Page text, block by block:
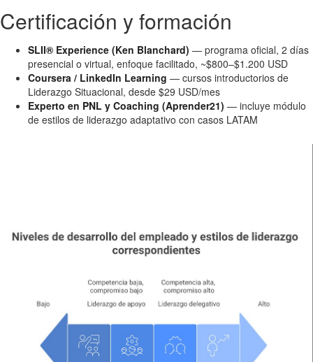
Certificación y formación
SLII® Experience (Ken Blanchard) — programa oficial, 2 días
presencial o virtual, enfoque facilitado, ~$800–$1.200 USD
Coursera / LinkedIn Learning — cursos introductorios de
Liderazgo Situacional, desde $29 USD/mes
Experto en PNL y Coaching (Aprender21) — incluye módulo
de estilos de liderazgo adaptativo con casos LATAM